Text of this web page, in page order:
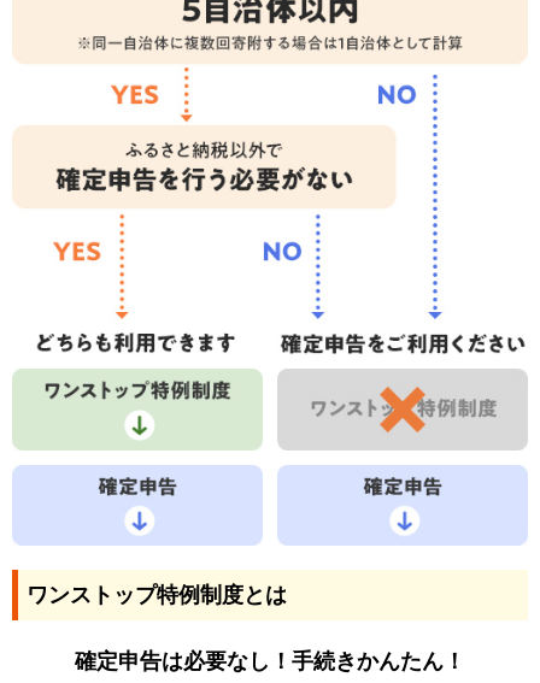
ワンストップ特例制度とは
確定申告は必要なし！手続きかんたん！